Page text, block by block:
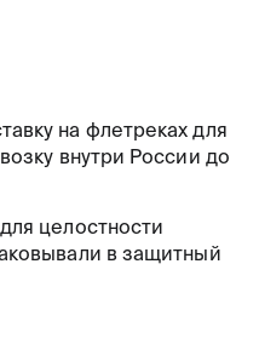
ПОГРУЗЧИК
(МОНГОЛИЯ)
на флетреках для
внутри России до
целостности
в защитный